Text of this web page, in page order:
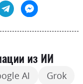
из ИИ
AI Grok